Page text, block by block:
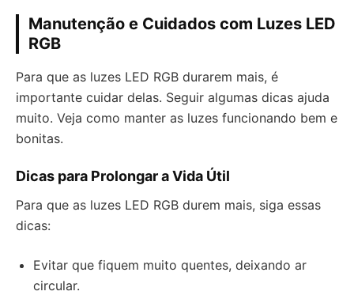
Manutenção e Cuidados com Luzes LED
RGB
Para que as luzes LED RGB durarem mais, é
importante cuidar delas. Seguir algumas dicas ajuda
muito. Veja como manter as luzes funcionando bem e
bonitas.
Dicas para Prolongar a Vida Útil
Para que as luzes LED RGB durem mais, siga essas
dicas:
Evitar que fiquem muito quentes, deixando ar
circular.